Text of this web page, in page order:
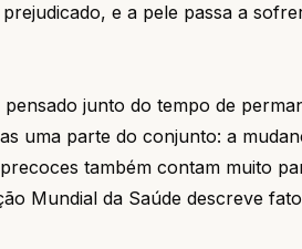
e a pele passa a
pensado junto do tempo de
uma parte do conjunto: a
também contam muito
Mundial da Saúde descreve